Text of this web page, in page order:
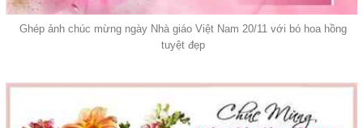
Ghép ảnh chúc mừng ngày Nhà giáo Việt Nam 20/11 với bó hoa hồng
tuyệt đẹp